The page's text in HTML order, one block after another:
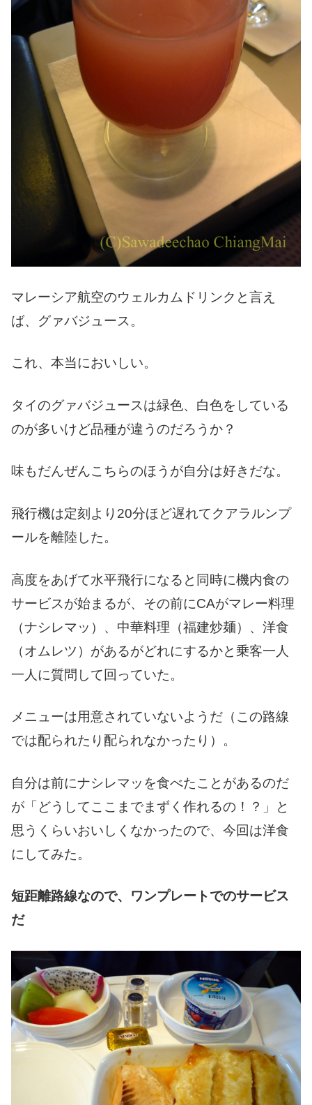
マレーシア航空のウェルカムドリンクと言え
ば、グァバジュース。
これ、本当においしい。
タイのグァバジュースは緑色、白色をしている
のが多いけど品種が違うのだろうか？
味もだんぜんこちらのほうが自分は好きだな。
飛行機は定刻より20分ほど遅れてクアラルンプ
ールを離陸した。
高度をあげて水平飛行になると同時に機内食の
サービスが始まるが、その前にCAがマレー料理
（ナシレマッ）、中華料理（福建炒麺）、洋食
（オムレツ）があるがどれにするかと乗客一人
一人に質問して回っていた。
メニューは用意されていないようだ（この路線
では配られたり配られなかったり）。
自分は前にナシレマッを食べたことがあるのだ
が「どうしてここまでまずく作れるの！？」と
思うくらいおいしくなかったので、今回は洋食
にしてみた。
短距離路線なので、ワンプレートでのサービス
だ